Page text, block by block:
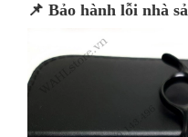
📌 Bảo hành lỗi nhà